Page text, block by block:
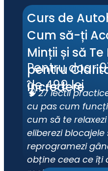
Curs de
Cum să-ți
Minții și să
pentru
Încredere
Pentru doar
de 499 lei
🧠 27 lectii
cu pas cum
cum să te
eliberezi
reprogramezi
obține ceea ce îți